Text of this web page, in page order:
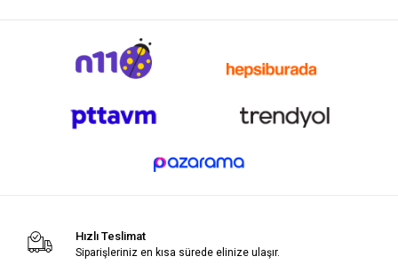
Hızlı Teslimat
Siparişleriniz en kısa sürede elinize ulaşır.